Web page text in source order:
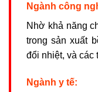
Ngành công
Nhờ khả năng
trong sản xuất
đổi nhiệt, và các
Ngành y tế: